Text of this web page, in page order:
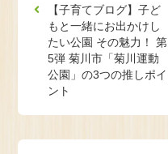
【子育てブログ】子ど
もと一緒にお出かけし
たい公園 その魅力！ 第
5弾 菊川市「菊川運動
公園」の3つの推しポイ
ント